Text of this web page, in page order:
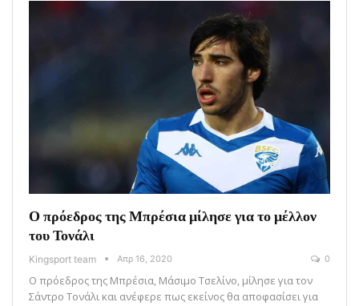
Ο πρόεδρος της Μπρέσια μίλησε για το μέλλον
του Τονάλι
Kingsport team Απρ 16, 2020 0
Ο πρόεδρος της Μπρέσια, Μάσιμο Τσελίνο, μίλησε για τον
Σάντρο Τονάλι και ανέφερε πως εκείνος θα αποφασίσει για